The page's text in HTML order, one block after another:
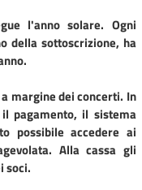
l'anno solare. Ogni
della sottoscrizione, ha
margine dei concerti. In
pagamento, il sistema
possibile accedere ai
Alla cassa gli
soci.